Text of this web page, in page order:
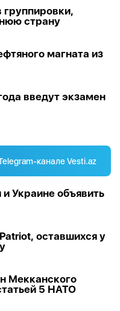
группировки,
страну
магната из
введут экзамен
канале Vesti.az
Украине объявить
оставшихся у
Мекканского
5 НАТО